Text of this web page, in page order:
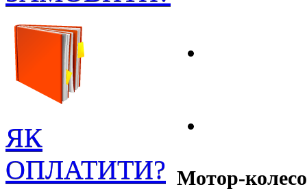
Мотор-
ЯК
ОПЛАТИТИ?